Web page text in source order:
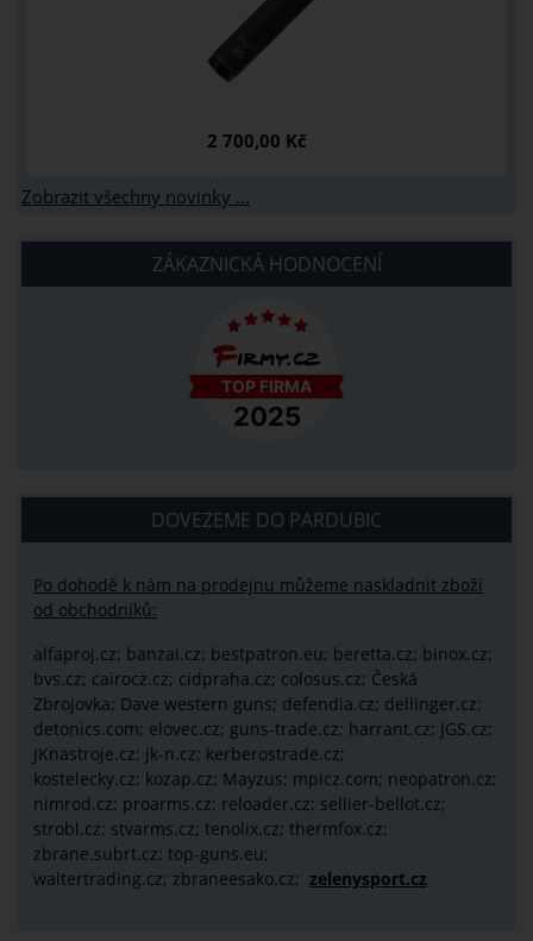
2 700,00 Kč
Zobrazit všechny novinky ...
ZÁKAZNICKÁ HODNOCENÍ
DOVEZEME DO PARDUBIC
Po dohodě k nám na prodejnu můžeme naskladnit zboží
od obchodníků:
alfaproj.cz; banzai.cz; bestpatron.eu; beretta.cz; binox.cz;
bvs.cz; cairocz.cz; cidpraha.cz; colosus.cz; Česká
Zbrojovka; Dave western guns; defendia.cz; dellinger.cz;
detonics.com; elovec.cz; guns-trade.cz; harrant.cz; JGS.cz;
JKnastroje.cz; jk-n.cz; kerberostrade.cz;
kostelecky.cz; kozap.cz; Mayzus; mpicz.com; neopatron.cz;
nimrod.cz; proarms.cz; reloader.cz; sellier-bellot.cz;
strobl.cz; stvarms.cz; tenolix.cz; thermfox.cz;
zbrane.subrt.cz; top-guns.eu;
waltertrading.cz; zbraneesako.cz; zelenysport.cz